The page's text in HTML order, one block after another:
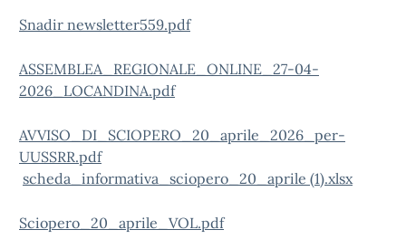
Snadir newsletter559.pdf
ASSEMBLEA_REGIONALE_ONLINE_27-04-
2026_LOCANDINA.pdf
AVVISO_DI_SCIOPERO_20_aprile_2026_per-
UUSSRR.pdf
scheda_informativa_sciopero_20_aprile (1).xlsx
Sciopero_20_aprile_VOL.pdf